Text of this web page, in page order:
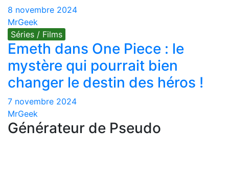
8 novembre 2024
MrGeek
Séries / Films
Emeth dans One Piece : le
mystère qui pourrait bien
changer le destin des héros !
7 novembre 2024
MrGeek
Générateur de Pseudo